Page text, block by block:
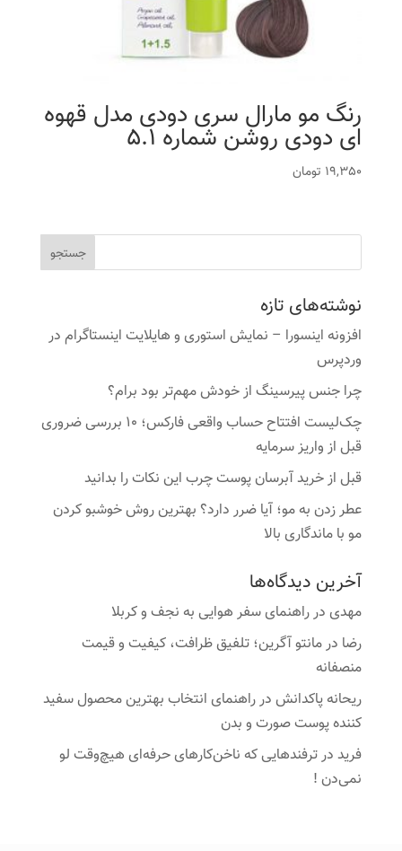
رنگ مو مارال سری دودی مدل قهوه
ای دودی روشن شماره 5.1
19,350 تومان
نوشته‌های تازه
افزونه اینسورا – نمایش استوری و هایلایت اینستاگرام در
وردپرس
چرا جنس پیرسینگ از خودش مهم‌تر بود برام؟
چک‌لیست افتتاح حساب واقعی فارکس؛ ۱۰ بررسی ضروری
قبل از واریز سرمایه
قبل از خرید آبرسان پوست چرب این نکات را بدانید
عطر زدن به مو؛ آیا ضرر دارد؟ بهترین روش خوشبو کردن
مو با ماندگاری بالا
آخرین دیدگاه‌ها
مهدیدرراهنمای سفر هوایی به نجف و کربلا
رضا درمانتو آگرین؛ تلفیق ظرافت، کیفیت و قیمت
منصفانه
ریحانه پاکدانشدرراهنمای انتخاب بهترین محصول سفید
کننده پوست صورت و بدن
فریددرترفندهایی که ناخن‌کارهای حرفه‌ای هیچ‌وقت لو
نمی‌دن !